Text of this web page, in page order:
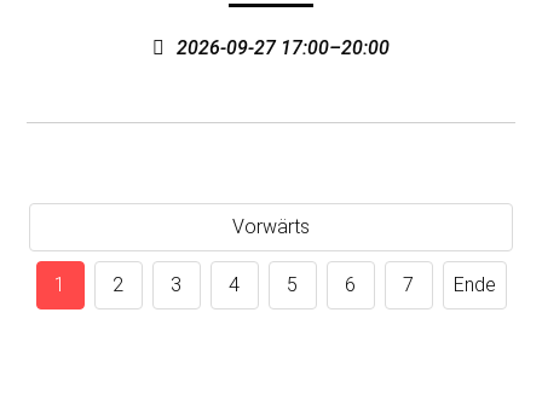
2026-09-27 17:00–20:00
Vorwärts
1 2 3 4 5 6 7 Ende